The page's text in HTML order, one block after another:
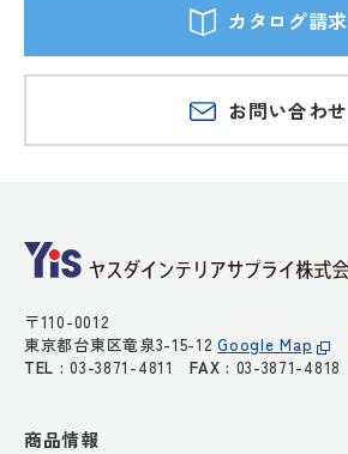
カタログ請求
お問い合わせ
〒110-0012
東京都台東区竜泉3-15-12Google Map
TEL : 03-3871-4811FAX : 03-3871-4818
商品情報